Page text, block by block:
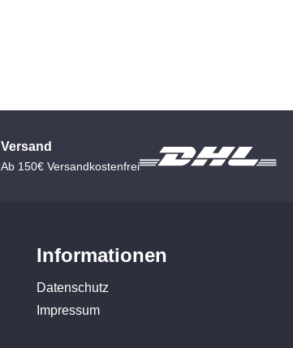
Versand
Ab 150€ Versandkostenfrei
Informationen
Datenschutz
Impressum